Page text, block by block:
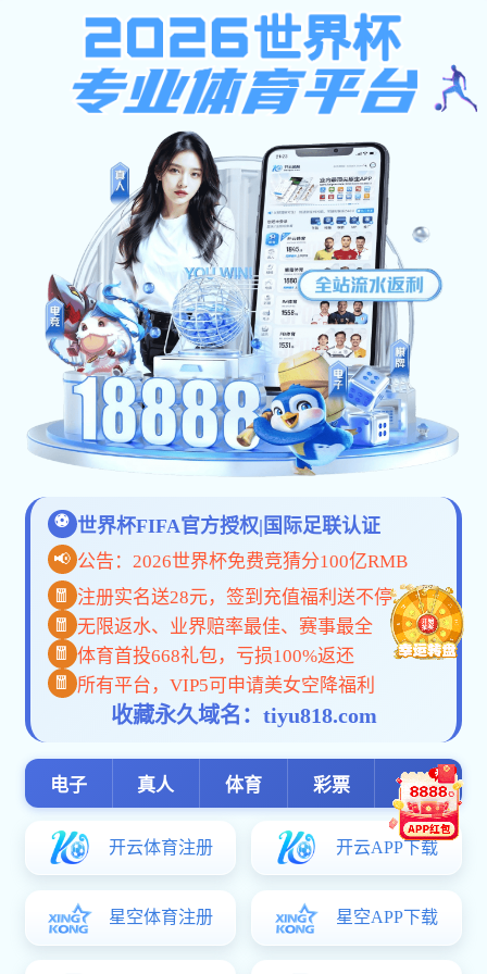
博鱼电子竞技概况
师资队伍
人才培养
博鱼电子竞技:
栏目备份
杰出人才
博士生导师
100800中药化学与分析学
100800中药炮制学
100800中药药剂学
100800中药药理学
100800中药学
100800中药化学